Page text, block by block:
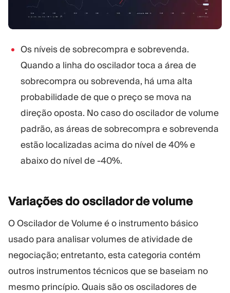
Os níveis de sobrecompra e sobrevenda.
Quando a linha do oscilador toca a área de
sobrecompra ou sobrevenda, há uma alta
probabilidade de que o preço se mova na
direção oposta. No caso do oscilador de volume
padrão, as áreas de sobrecompra e sobrevenda
estão localizadas acima do nível de 40% e
abaixo do nível de -40%.
Variações do oscilador devolume
O Oscilador de Volume é o instrumento básico
usado para analisar volumes de atividade de
negociação; entretanto, esta categoria contém
outros instrumentos técnicos que se baseiam no
mesmo princípio. Quais são os osciladores de